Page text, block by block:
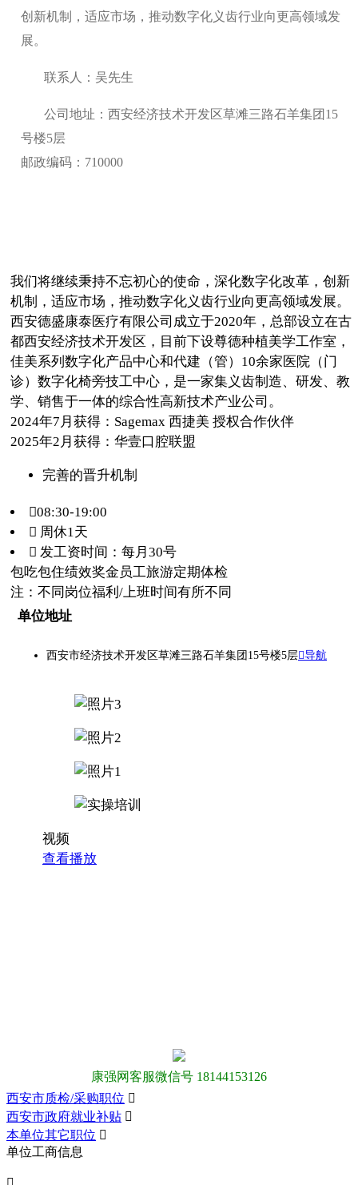
创新机制，适应市场，推动数字化义齿行业向更高领域发
展。
联系人：吴先生
公司地址：西安经济技术开发区草滩三路石羊集团15
号楼5层
邮政编码：710000
我们将继续秉持不忘初心的使命，深化数字化改革，创新
机制，适应市场，推动数字化义齿行业向更高领域发展。
西安德盛康泰医疗有限公司成立于2020年，总部设立在古
都西安经济技术开发区，目前下设尊德种植美学工作室，
佳美系列数字化产品中心和代建（管）10余家医院（门
诊）数字化椅旁技工中心，是一家集义齿制造、研发、教
学、销售于一体的综合性高新技术产业公司。
2024年7月获得：Sagemax 西捷美 授权合作伙伴
2025年2月获得：华壹口腔联盟
完善的晋升机制
08:30-19:00
 周休1天
 发工资时间：每月30号
包吃包住绩效奖金 员工旅游定期体检
注：不同岗位福利/上班时间有所不同
单位地址
西安市经济技术开发区草滩三路石羊集团15号楼5层导航
视频
查看播放
康强网客服微信号 18144153126
西安市质检/采购职位 
西安市政府就业补贴 
本单位其它职位 
单位工商信息